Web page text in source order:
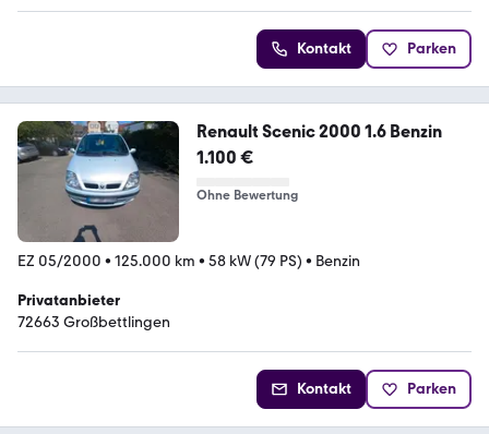
Kontakt Parken
Renault Scenic 2000 1.6 Benzin
1.100 €
Ohne Bewertung
EZ 05/2000 • 125.000 km • 58 kW (79 PS) • Benzin
Privatanbieter
72663 Großbettlingen
Kontakt Parken